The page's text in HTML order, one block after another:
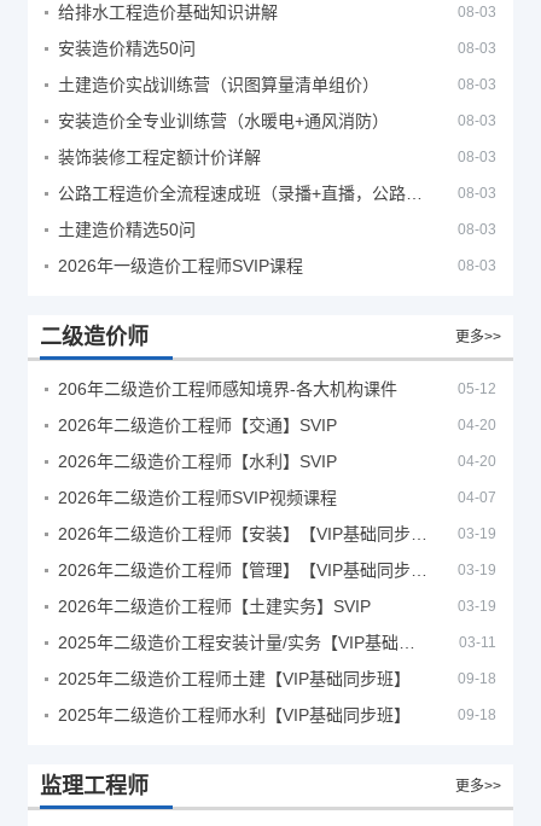
给排水工程造价基础知识讲解 08-03
安装造价精选50问 08-03
土建造价实战训练营（识图算量清单组价） 08-03
安装造价全专业训练营（水暖电+通风消防） 08-03
装饰装修工程定额计价详解 08-03
08-03
土建造价精选50问 08-03
2026年一级造价工程师SVIP课程 08-03
二级造价师 更多>>
206年二级造价工程师感知境界-各大机构课件 05-12
2026年二级造价工程师【交通】SVIP 04-20
2026年二级造价工程师【水利】SVIP 04-20
2026年二级造价工程师SVIP视频课程 04-07
03-19
03-19
2026年二级造价工程师【土建实务】SVIP 03-19
03-11
2025年二级造价工程师土建【VIP基础同步班】 09-18
2025年二级造价工程师水利【VIP基础同步班】 09-18
监理工程师 更多>>